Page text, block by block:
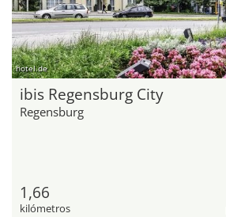
hotel.de
ibis Regensburg City
Regensburg
1,66
kilómetros